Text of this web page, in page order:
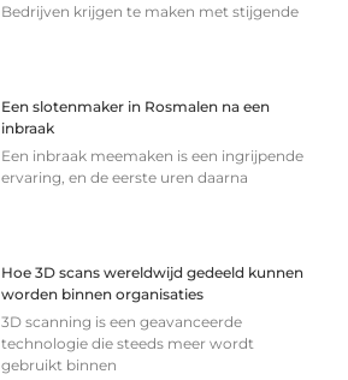
Bedrijven krijgen te maken met stijgende
Een slotenmaker in Rosmalen na een
inbraak
Een inbraak meemaken is een ingrijpende
ervaring, en de eerste uren daarna
Hoe 3D scans wereldwijd gedeeld kunnen
worden binnen organisaties
3D scanning is een geavanceerde
technologie die steeds meer wordt
gebruikt binnen